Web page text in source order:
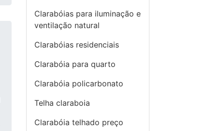
Clarabóias para iluminação e
ventilação natural
Clarabóias residenciais
Clarabóia para quarto
Clarabóia policarbonato
Telha claraboia
Clarabóia telhado preço